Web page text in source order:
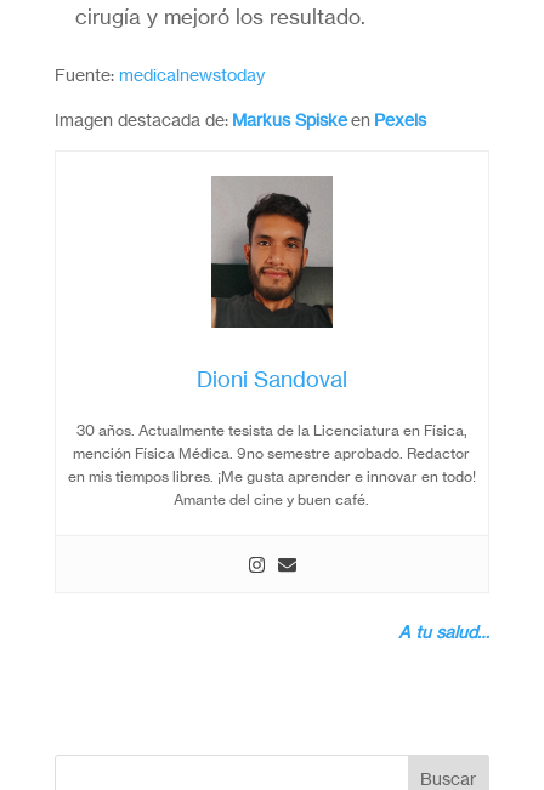
cirugía y mejoró los resultado.
Fuente: medicalnewstoday
Imagen destacada de: Markus Spiskeen Pexels
Dioni Sandoval
30 años. Actualmente tesista de la Licenciatura en Física,
mención Física Médica. 9no semestre aprobado. Redactor
en mis tiempos libres. ¡Me gusta aprender e innovar en todo!
Amante del cine y buen café.
A tu salud…